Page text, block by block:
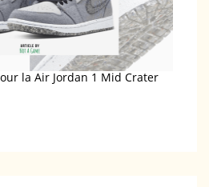
la Air Jordan 1 Mid Crater